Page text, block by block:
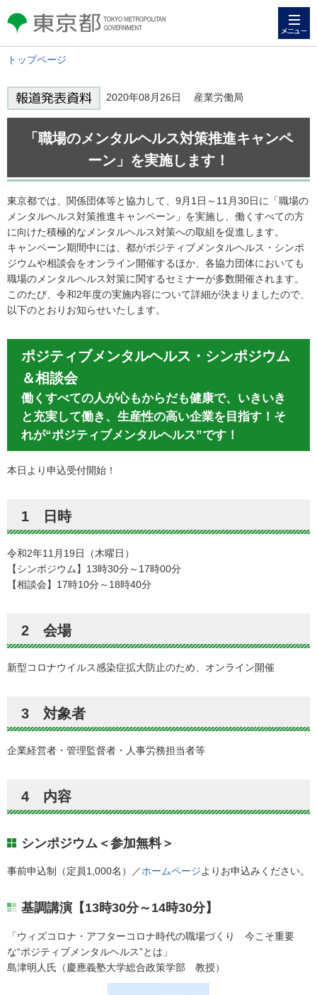
東京都 TOKYO METROPOLITAN
GOVERNMENT
トップページ
2020年08月26日 産業労働局
「職場のメンタルヘルス対策推進キャンペ
ーン」を実施します！
東京都では、関係団体等と協力して、9月1日～11月30日に「職場の
メンタルヘルス対策推進キャンペーン」を実施し、働くすべての方
に向けた積極的なメンタルヘルス対策への取組を促進します。
キャンペーン期間中には、都がポジティブメンタルヘルス・シンポ
ジウムや相談会をオンライン開催するほか、各協力団体においても
職場のメンタルヘルス対策に関するセミナーが多数開催されます。
このたび、令和2年度の実施内容について詳細が決まりましたので、
以下のとおりお知らせいたします。
ポジティブメンタルヘルス・シンポジウム
＆相談会
働くすべての人が心もからだも健康で、いきいき
と充実して働き、生産性の高い企業を目指す！そ
れが“ポジティブメンタルヘルス”です！
本日より申込受付開始！
1 日時
令和2年11月19日（木曜日）
【シンポジウム】13時30分～17時00分
【相談会】17時10分～18時40分
2 会場
新型コロナウイルス感染症拡大防止のため、オンライン開催
3 対象者
企業経営者・管理監督者・人事労務担当者等
4 内容
シンポジウム＜参加無料＞
事前申込制（定員1,000名）／ホームページよりお申込みください。
基調講演【13時30分～14時30分】
「ウィズコロナ・アフターコロナ時代の職場づくり 今こそ重要
な“ポジティブメンタルヘルス”とは」
島津明人氏（慶應義塾大学総合政策学部 教授）